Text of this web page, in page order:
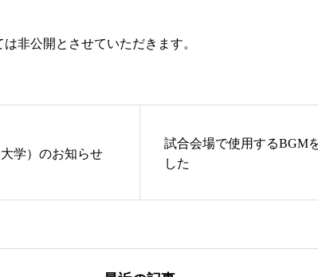
非公開とさせていただきます。
学）のお知らせ
試合会場で使用するBGM
した